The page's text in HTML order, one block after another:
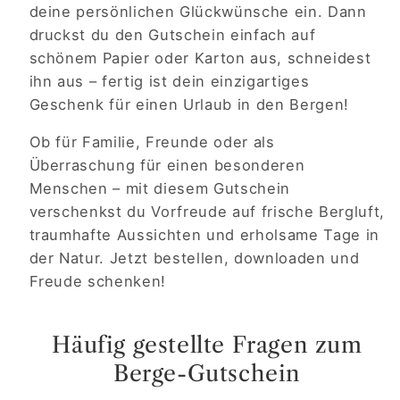
deine persönlichen Glückwünsche ein. Dann
druckst du den Gutschein einfach auf
schönem Papier oder Karton aus, schneidest
ihn aus – fertig ist dein einzigartiges
Geschenk für einen Urlaub in den Bergen!
Ob für Familie, Freunde oder als
Überraschung für einen besonderen
Menschen – mit diesem Gutschein
verschenkst du Vorfreude auf frische Bergluft,
traumhafte Aussichten und erholsame Tage in
der Natur. Jetzt bestellen, downloaden und
Freude schenken!
Häufig gestellte Fragen zum
Berge-Gutschein